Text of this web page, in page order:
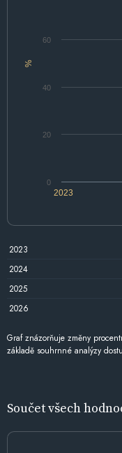
%
2023
0
20
40
60
2023
2024
2025
2026
Graf znázorňuje změny
základě souhrnné analýzy
Součet všech